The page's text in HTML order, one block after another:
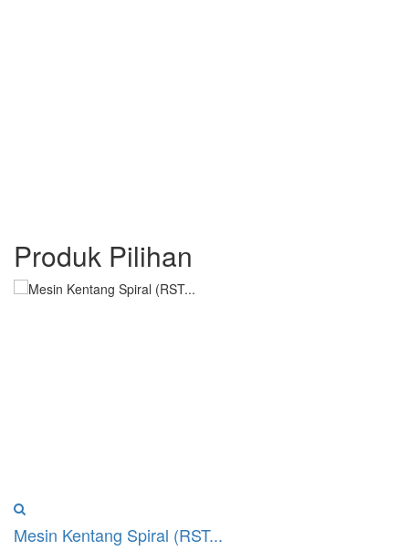
Produk Pilihan
Mesin Kentang Spiral (RST...